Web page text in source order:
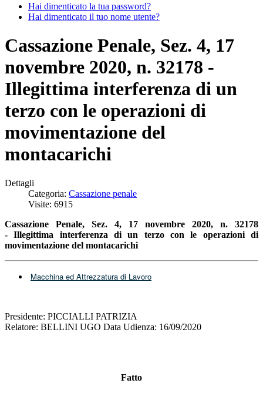
Hai dimenticato la tua password?
Hai dimenticato il tuo nome utente?
Cassazione Penale, Sez. 4, 17
novembre 2020, n. 32178 -
Illegittima interferenza di un
terzo con le operazioni di
movimentazione del
montacarichi
Dettagli
Categoria: Cassazione penale
Visite: 6915
Cassazione Penale, Sez. 4, 17 novembre 2020, n. 32178
- Illegittima interferenza di un terzocon le operazioni di
movimentazione del montacarichi
Macchina ed Attrezzatura di Lavoro
Presidente: PICCIALLI PATRIZIA
Relatore: BELLINI UGO Data Udienza: 16/09/2020
Fatto